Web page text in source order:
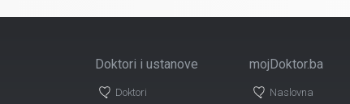
Doktori i ustanove
Doktori
mojDoktor.ba
Naslovna